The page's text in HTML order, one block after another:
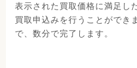
表示された買取価格に満足し
買取申込みを行うことができ
で、数分で完了します。